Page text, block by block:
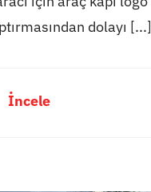
dolayı [...]
İncele